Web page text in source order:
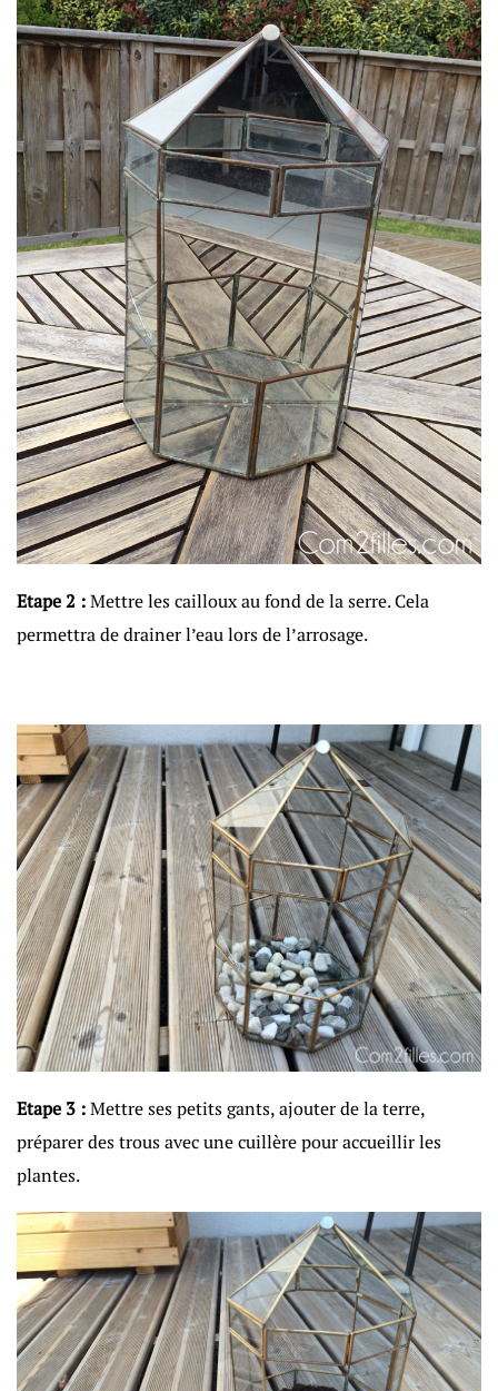
Etape 2 :Mettre les cailloux au fond de la serre. Cela
permettra de drainer l’eau lors de l’arrosage.
Etape 3 :Mettre ses petits gants, ajouter de la terre,
préparer des trous avec une cuillère pour accueillir les
plantes.